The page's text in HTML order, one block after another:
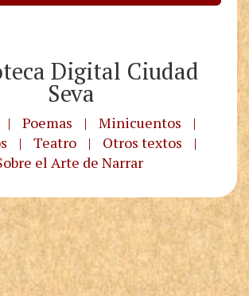
Digital Ciudad
Seva
| Poemas | Minicuentos
|
| Teatro | Otros textos
|
el Arte de Narrar